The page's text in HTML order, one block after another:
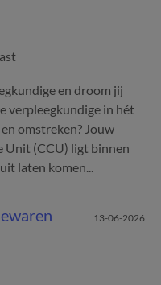
en droom jij
verpleegkundige in hét
omstreken? Jouw
Unit (CCU) ligt binnen
laten komen...
13-06-2026